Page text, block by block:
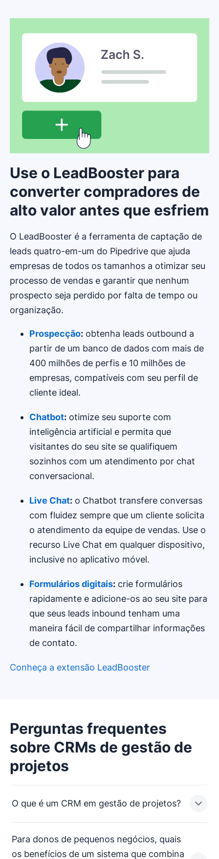
Use o LeadBooster para
converter compradores de
alto valor antes que esfriem
O LeadBooster é a ferramenta de captação de
leads quatro-em-um do Pipedrive que ajuda
empresas de todos os tamanhos a otimizar seu
processo de vendas e garantir que nenhum
prospecto seja perdido por falta de tempo ou
organização.
Prospecção: obtenha leads outbound a
partir de um banco de dados com mais de
400 milhões de perfis e 10 milhões de
empresas, compatíveis com seu perfil de
cliente ideal.
Chatbot: otimize seu suporte com
inteligência artificial e permita que
visitantes do seu site se qualifiquem
sozinhos com um atendimento por chat
conversacional.
Live Chat: o Chatbot transfere conversas
com fluidez sempre que um cliente solicita
o atendimento da equipe de vendas. Use o
recurso Live Chat em qualquer dispositivo,
inclusive no aplicativo móvel.
Formulários digitais: crie formulários
rapidamente e adicione-os ao seu site para
que seus leads inbound tenham uma
maneira fácil de compartilhar informações
de contato.
Conheça a extensão LeadBooster
Perguntas frequentes
sobre CRMs de gestão de
projetos
O que é um CRM em gestão de projetos?
Softwares de gestão de projetos e relacionamentos
Para donos de pequenos negócios, quais
os benefícios de um sistema que combina